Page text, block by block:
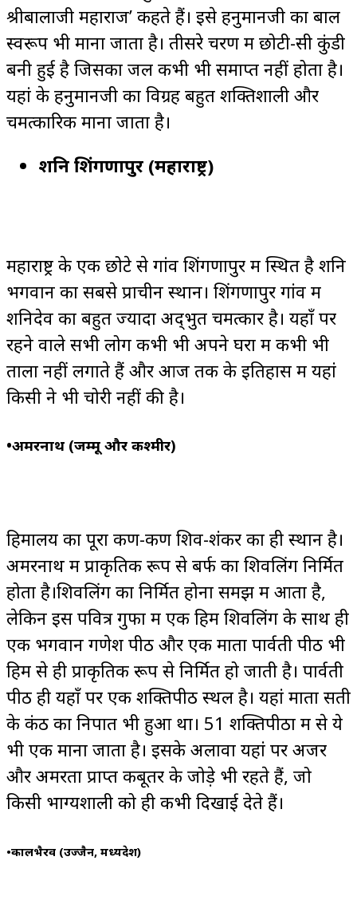
श्रीबालाजी महाराज’ कहते हैं। इसे हनुमानजी का बाल
स्वरूप भी माना जाता है। तीसरे चरण में छोटी-सी कुंडी
बनी हुई है जिसका जल कभी भी समाप्त नहीं होता है।
यहां के हनुमानजी का विग्रह बहुत शक्तिशाली और
चमत्कारिक माना जाता है।
शनि शिंगणापुर (महाराष्ट्र)
महाराष्ट्र के एक छोटे से गांव शिंगणापुर में स्थित है शनि
भगवान का सबसे प्राचीन स्थान। शिंगणापुर गांव में
शनिदेव का बहुत ज्यादा अद्‍भुत चमत्कार है। यहाँ पर
रहने वाले सभी लोग कभी भी अपने घरों में कभी भी
ताला नहीं लगाते हैं और आज तक के इतिहास में यहां
किसी ने भी चोरी नहीं की है।
•अमरनाथ (जम्मू और कश्मीर)
हिमालय का पूरा कण-कण शिव-शंकर का ही स्थान है।
अमरनाथ में प्राकृतिक रूप से बर्फ का शिवलिंग निर्मित
होता है।शिवलिंग का निर्मित होना समझ में आता है,
लेकिन इस पवित्र गुफा में एक हिम शिवलिंग के साथ ही
एक भगवान गणेश पीठ और एक माता पार्वती पीठ भी
हिम से ही प्राकृतिक रूप से निर्मित हो जाती है। पार्वती
पीठ ही यहाँ पर एक शक्तिपीठ स्थल है। यहां माता सती
के कंठ का निपात भी हुआ था। 51 शक्तिपीठों में से ये
भी एक माना जाता है। इसके अलावा यहां पर अजर
और अमरता प्राप्त कबूतर के जोड़े भी रहते हैं, जो
किसी भाग्यशाली को ही कभी दिखाई देते हैं।
•कालभैरव (उज्जैन, मध्यप्रदेश)